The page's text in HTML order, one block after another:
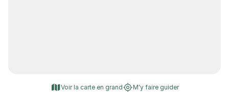
Voir la carte en grand M'y faire guider